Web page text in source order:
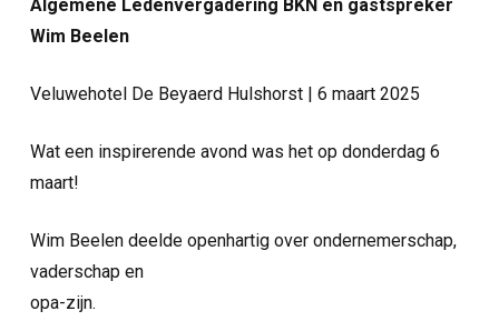
Algemene Ledenvergadering BKN en gastspreker
Wim Beelen
Veluwehotel De Beyaerd Hulshorst | 6 maart 2025
Wat een inspirerende avond was het op donderdag 6
maart!
Wim Beelen deelde openhartig over ondernemerschap,
vaderschap en
opa-zijn.